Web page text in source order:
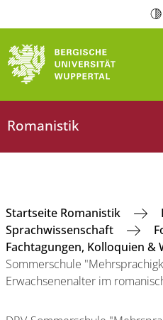
Romanistik
Startseite Romanistik
Sprachwissenschaft
Fachtagungen, Kolloquien &
Sommerschule
Erwachsenenalter im